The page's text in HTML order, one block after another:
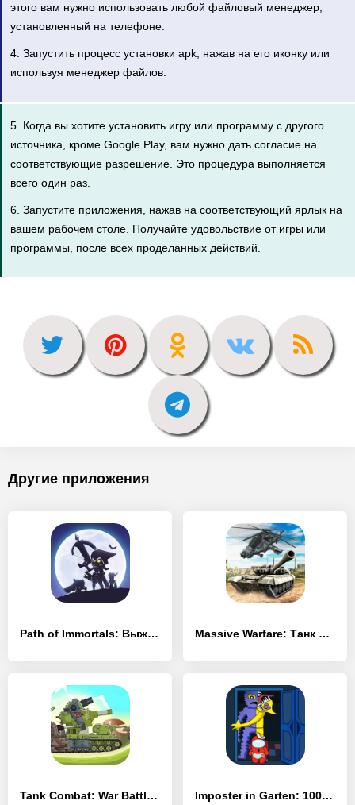
этого вам нужно использовать любой файловый менеджер,
установленный на телефоне.
4. Запустить процесс установки apk, нажав на его иконку или
используя менеджер файлов.
5. Когда вы хотите установить игру или программу с другого
источника, кроме Google Play, вам нужно дать согласие на
соответствующие разрешение. Это процедура выполняется
всего один раз.
6. Запустите приложения, нажав на соответствующий ярлык на
вашем рабочем столе. Получайте удовольствие от игры или
программы, после всех проделанных действий.
Другие приложения
Path of Immortals: Выживший - [MOD Бесконечные деньги] Massive Warfare: Танк Тандер - [MOD Бесконечные деньги]
Tank Combat: War Battle - [MOD Бесконечные деньги] Imposter in Garten: 100 Doors - [MOD Бесконечные деньги]